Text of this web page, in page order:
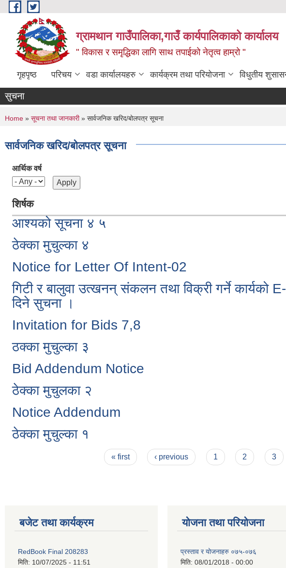
Skip to main content
ग्रामथान गाउँपालिका,गाउँ कार्यपालिकाको कार्यालय
" विकास र समृद्धिका लागि साथ तपाईको नेतृत्व हाम्रो "
गृहपृष्ठ परिचय वडा कार्यालयहरु कार्यक्रम तथा परियोजना विधुतीय
सुचना
You are here
Home » सूचना तथा जानकारी» सार्वजनिक खरिद/बोलपत्र सूचना
सार्वजनिक खरिद/बोलपत्र सूचना
आर्थिक वर्ष
शिर्षक
आश्यको सूचना ४ ५
ठेक्का मुचुल्का ४
Notice for Letter Of Intent-02
गिटी र बालुवा उत्खनन् संकलन तथा विक्री गर्ने कार्यको
दिने सुचना ।
Invitation for Bids 7,8
ठक्का मुचुल्का ३
Bid Addendum Notice
ठेक्का मुचुलका २
Notice Addendum
ठेक्का मुचुल्का १
« first ‹ previous 1 2 3
बजेट तथा कार्यक्रम
RedBook Final 208283
मिति: 10/07/2025 - 11:51
योजना तथा परियोजना
प्रस्ताव र योजनाहरु ०७५-०७६
मिति: 08/01/2018 - 00:00